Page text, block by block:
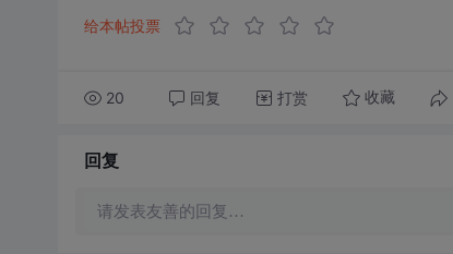
给本帖投票
20 回复 打赏 收藏
回复
请发表友善的回复…